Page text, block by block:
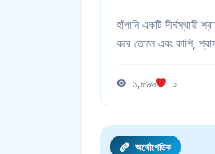
হাঁপানি একটি দীর্ঘস্থায়ী
করে তোলে এবং কাশি,
১,৮৯৬ ০
অর্থোপেডিক